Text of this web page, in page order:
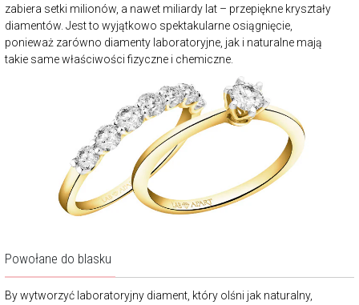
zabiera setki milionów, a nawet miliardy lat – przepiękne kryształy
diamentów. Jest to wyjątkowo spektakularne osiągnięcie,
ponieważ zarówno diamenty laboratoryjne, jak i naturalne mają
takie same właściwości fizyczne i chemiczne.
Powołane do blasku
By wytworzyć laboratoryjny diament, który olśni jak naturalny,